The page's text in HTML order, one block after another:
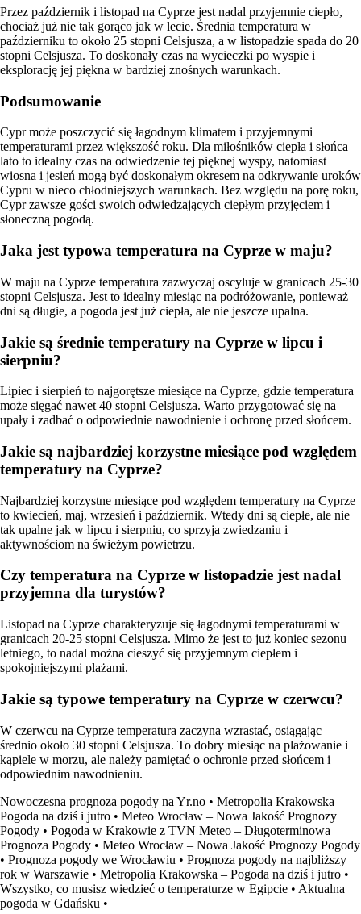
Przez październik i listopad na Cyprze jest nadal przyjemnie ciepło,
chociaż już nie tak gorąco jak w lecie. Średnia temperatura w
październiku to około 25 stopni Celsjusza, a w listopadzie spada do 20
stopni Celsjusza. To doskonały czas na wycieczki po wyspie i
eksplorację jej piękna w bardziej znośnych warunkach.
Podsumowanie
Cypr może poszczycić się łagodnym klimatem i przyjemnymi
temperaturami przez większość roku. Dla miłośników ciepła i słońca
lato to idealny czas na odwiedzenie tej pięknej wyspy, natomiast
wiosna i jesień mogą być doskonałym okresem na odkrywanie uroków
Cypru w nieco chłodniejszych warunkach. Bez względu na porę roku,
Cypr zawsze gości swoich odwiedzających ciepłym przyjęciem i
słoneczną pogodą.
Jaka jest typowa temperatura na Cyprze w maju?
W maju na Cyprze temperatura zazwyczaj oscyluje w granicach 25-30
stopni Celsjusza. Jest to idealny miesiąc na podróżowanie, ponieważ
dni są długie, a pogoda jest już ciepła, ale nie jeszcze upalna.
Jakie są średnie temperatury na Cyprze w lipcu i
sierpniu?
Lipiec i sierpień to najgorętsze miesiące na Cyprze, gdzie temperatura
może sięgać nawet 40 stopni Celsjusza. Warto przygotować się na
upały i zadbać o odpowiednie nawodnienie i ochronę przed słońcem.
Jakie są najbardziej korzystne miesiące pod względem
temperatury na Cyprze?
Najbardziej korzystne miesiące pod względem temperatury na Cyprze
to kwiecień, maj, wrzesień i październik. Wtedy dni są ciepłe, ale nie
tak upalne jak w lipcu i sierpniu, co sprzyja zwiedzaniu i
aktywnościom na świeżym powietrzu.
Czy temperatura na Cyprze w listopadzie jest nadal
przyjemna dla turystów?
Listopad na Cyprze charakteryzuje się łagodnymi temperaturami w
granicach 20-25 stopni Celsjusza. Mimo że jest to już koniec sezonu
letniego, to nadal można cieszyć się przyjemnym ciepłem i
spokojniejszymi plażami.
Jakie są typowe temperatury na Cyprze w czerwcu?
W czerwcu na Cyprze temperatura zaczyna wzrastać, osiągając
średnio około 30 stopni Celsjusza. To dobry miesiąc na plażowanie i
kąpiele w morzu, ale należy pamiętać o ochronie przed słońcem i
odpowiednim nawodnieniu.
Nowoczesna prognoza pogody na Yr.no • Metropolia Krakowska –
Pogoda na dziś i jutro • Meteo Wrocław – Nowa Jakość Prognozy
Pogody • Pogoda w Krakowie z TVN Meteo – Długoterminowa
Prognoza Pogody • Meteo Wrocław – Nowa Jakość Prognozy Pogody
• Prognoza pogody we Wrocławiu • Prognoza pogody na najbliższy
rok w Warszawie • Metropolia Krakowska – Pogoda na dziś i jutro •
Wszystko, co musisz wiedzieć o temperaturze w Egipcie • Aktualna
pogoda w Gdańsku •